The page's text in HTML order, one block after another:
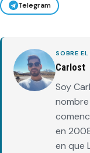
Telegram
SOBRE EL
Carlost
Soy
en
en que